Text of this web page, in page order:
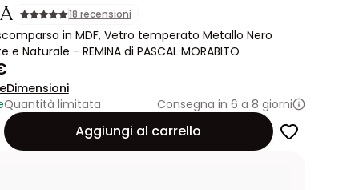
18 recensioni
in MDF, Vetro temperato Metallo Nero
e Naturale - REMINA di PASCAL MORABITO
Dimensioni
Quantità limitata Consegna in 6 a 8 giorni
Aggiungi al carrello